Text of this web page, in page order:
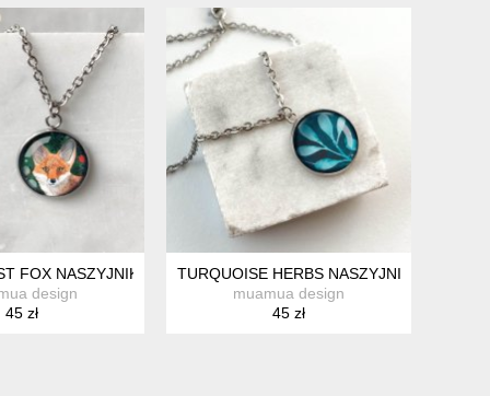
KOBIETY
FOX NASZYJNIK NA URODZINY
design
45 zł
TURQUOISE HERBS NASZYJNIK DLA
muamua design
45 zł